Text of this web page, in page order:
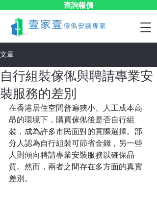
查詢報價
文章
自行組裝傢俬與聘請專業安
裝服務的差別
在香港居住空間普遍狹小、人工成本高
昂的環境下，購買傢俬後是否自行組
裝，成為許多市民面對的實際選擇。部
分人認為自行組裝可節省金錢，另一些
人則傾向聘請專業安裝服務以確保品
質。然而，兩者之間存在多方面的真實
差別。